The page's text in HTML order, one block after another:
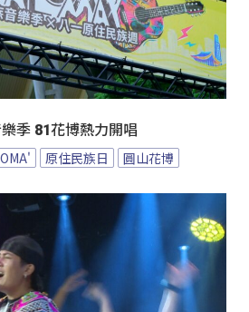
季 81花博熱力開唱
原住民族日 圓山花博